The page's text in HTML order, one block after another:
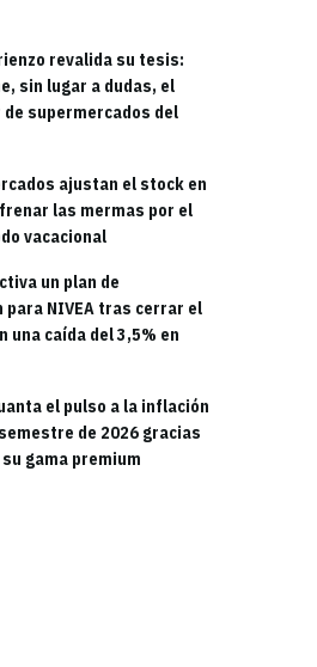
revalida su tesis:
sin lugar a dudas, el
supermercados del
ajustan el stock en
las mermas por el
vacacional
un plan de
para NIVEA tras cerrar el
una caída del 3,5% en
el pulso a la inflación
de 2026 gracias
gama premium